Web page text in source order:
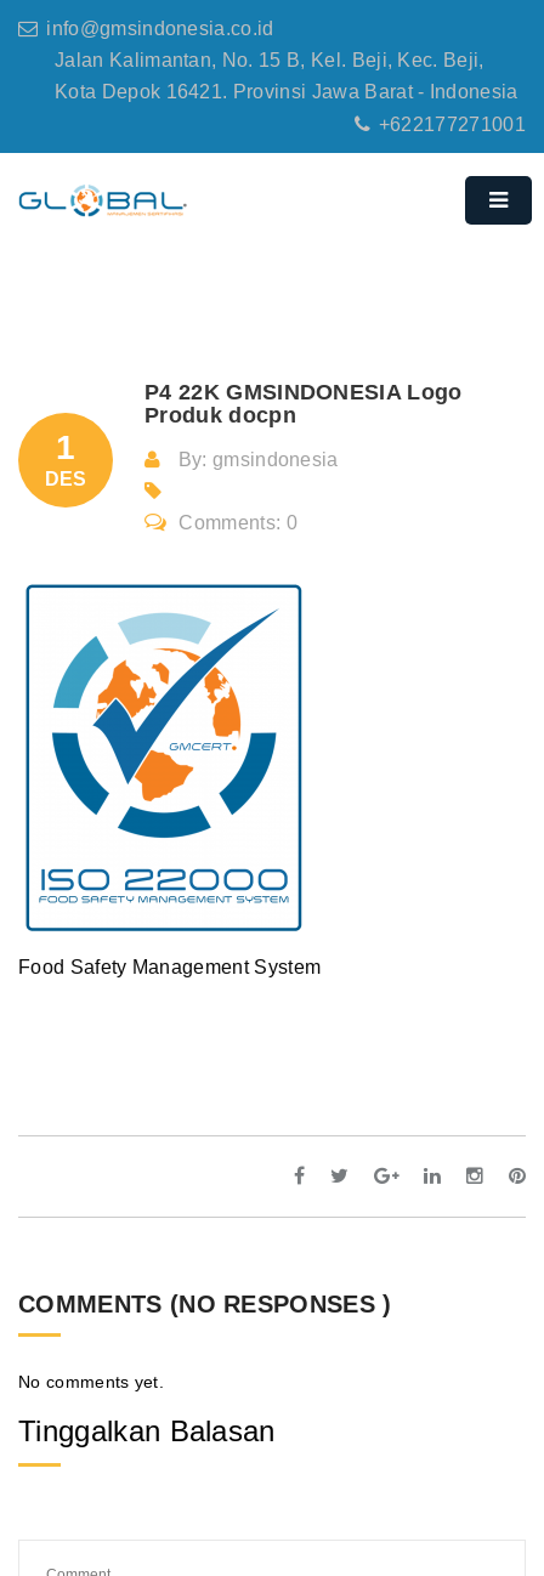
info@gmsindonesia.co.id
Jalan Kalimantan, No. 15 B, Kel. Beji, Kec. Beji,
Kota Depok 16421. Provinsi Jawa Barat - Indonesia
+622177271001
1
DES
P4 22K GMSINDONESIA Logo
Produk docpn
By: gmsindonesia
Comments: 0
Food Safety Management System
COMMENTS (NO RESPONSES )
No comments yet.
Tinggalkan Balasan